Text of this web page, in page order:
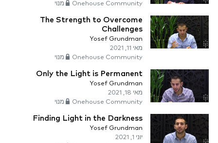
Onehouse Community מנוי
The Strength to Overcome
Challenges
Yosef Grundman
מאי 11, 2021
Onehouse Community מנוי
Only the Light is Permanent
Yosef Grundman
מאי 18, 2021
Onehouse Community מנוי
Finding Light in the Darkness
Yosef Grundman
יוני 1, 2021